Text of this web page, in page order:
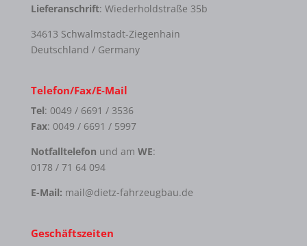
Lieferanschrift: Wiederholdstraße 35b
34613 Schwalmstadt-Ziegenhain
Deutschland / Germany
Telefon/Fax/E-Mail
Tel: 0049 / 6691 / 3536
Fax: 0049 / 6691 / 5997
Notfalltelefon und am WE:
0178 / 71 64 094
E-Mail: mail@dietz-fahrzeugbau.de
Geschäftszeiten